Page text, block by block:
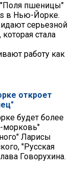
пшеницы"
в Нью-Йорке.
серьезной
стала
работу как
откроет
будет более
морковь"
Ларисы
"Русская
Говорухина.